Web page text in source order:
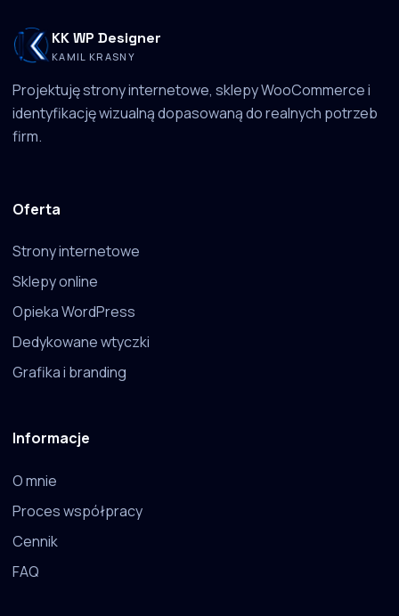
KK WP Designer
KAMIL KRASNY
Projektuję strony internetowe, sklepy WooCommerce i
identyfikację wizualną dopasowaną do realnych potrzeb
firm.
Oferta
Strony internetowe
Sklepy online
Opieka WordPress
Dedykowane wtyczki
Grafika i branding
Informacje
O mnie
Proces współpracy
Cennik
FAQ